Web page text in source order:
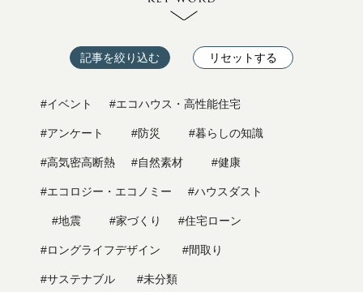
記事を絞り込む リセットする
#イベント #エコハウス・高性能住宅
#アンケート #防災 #暮らしの知識
#高気密高断熱 #自然素材 #健康
#エコロジー・エコノミー #ハウスダスト
#地震 #家づくり #住宅ローン
#ロングライフデザイン #間取り
#サステナブル #未分類